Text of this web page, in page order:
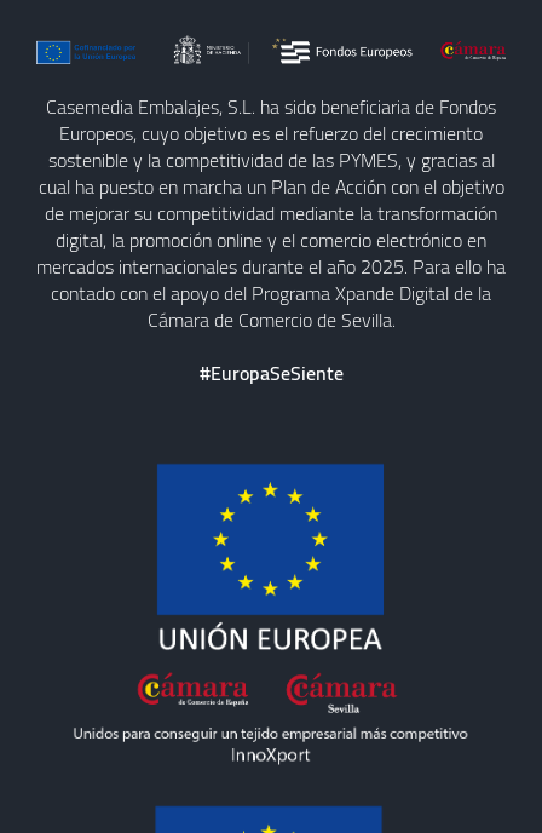
Casemedia Embalajes, S.L. ha sido beneficiaria de Fondos
Europeos, cuyo objetivo es el refuerzo del crecimiento
sostenible y la competitividad de las PYMES, y gracias al
cual ha puesto en marcha un Plan de Acción con el objetivo
de mejorar su competitividad mediante la transformación
digital, la promoción online y el comercio electrónico en
mercados internacionales durante el año 2025. Para ello ha
contado con el apoyo del Programa Xpande Digital de la
Cámara de Comercio de Sevilla.
#EuropaSeSiente